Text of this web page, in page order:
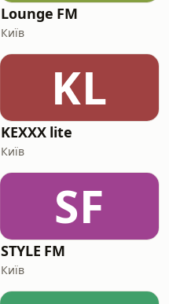
Lounge FM
Київ
KL
KEXXX lite
Київ
SF
STYLE FM
Київ